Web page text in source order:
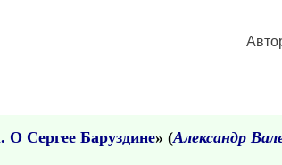
Сергее Баруздине» (Александр